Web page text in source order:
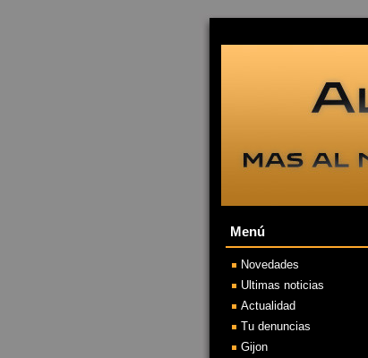
Menú
Novedades
Ultimas noticias
Actualidad
Tu denuncias
Gijon